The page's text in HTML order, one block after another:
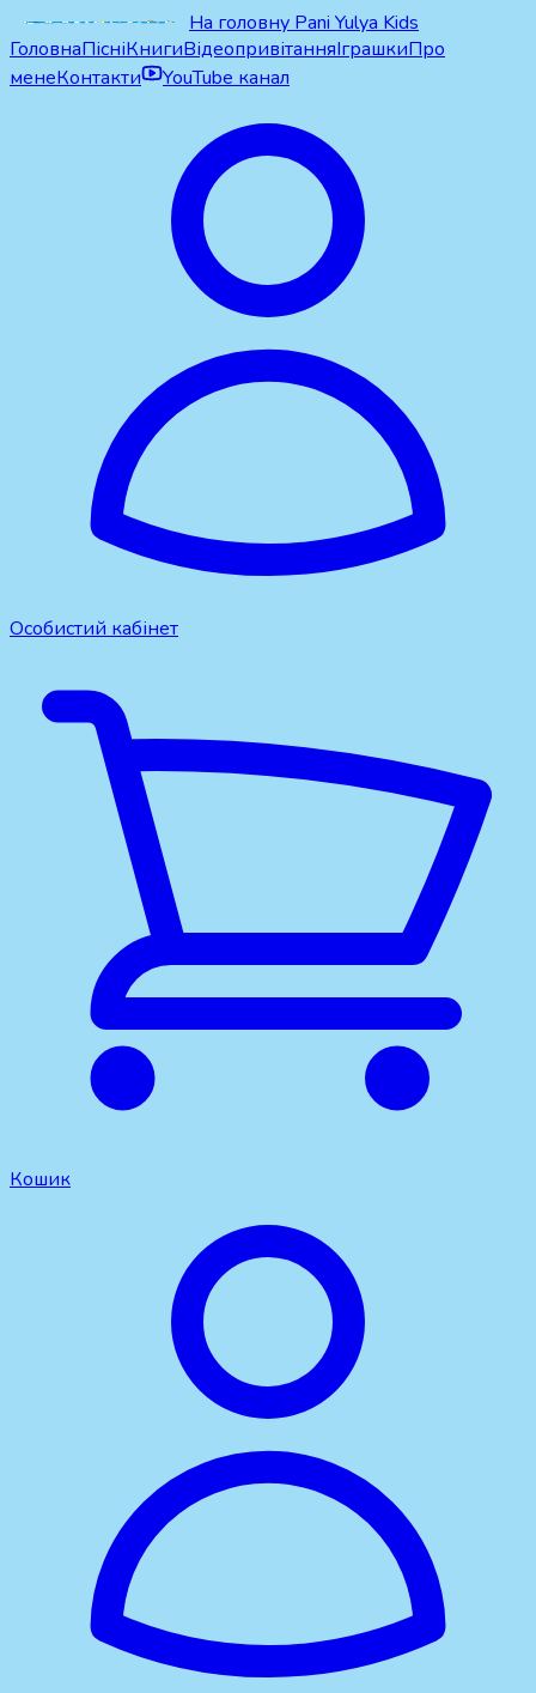
На головну Pani Yulya Kids
ГоловнаПісніКнигиВідеопривітанняІграшкиПро
менеКонтакти YouTube канал
Особистий кабінет
Кошик